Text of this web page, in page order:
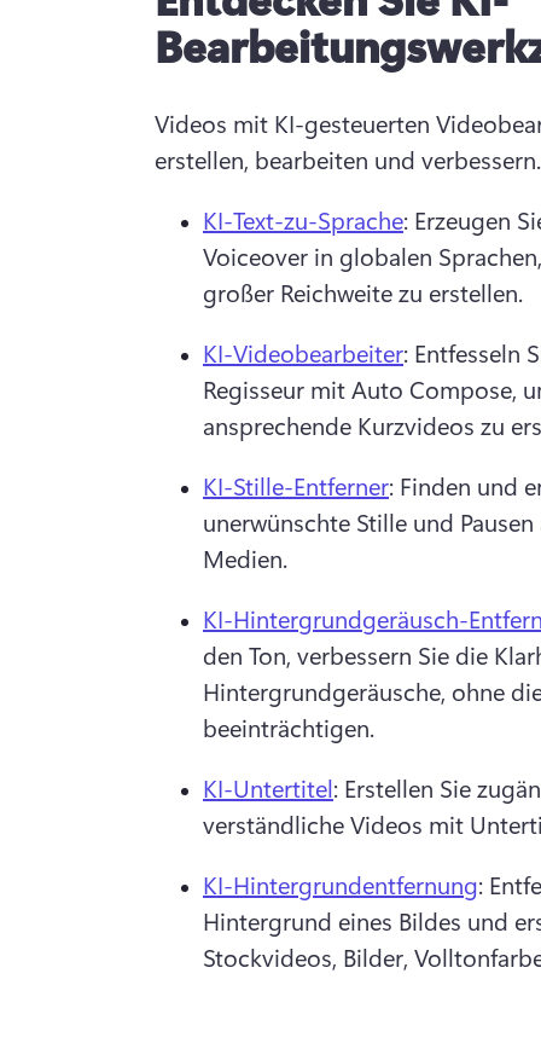
Videos mit KI-gesteuerten
erstellen, bearbeiten und verbessern.
KI-Text-zu-Sprache: Erzeugen
Voiceover in globalen
großer Reichweite zu erstellen.
KI-Videobearbeiter: Entfesseln
Regisseur mit Auto Compose,
ansprechende Kurzvideos zu
KI-Stille-Entferner: Finden und
unerwünschte Stille und
Medien.
KI-Hintergrundgeräusch-
den Ton, verbessern Sie die
Hintergrundgeräusche, ohne
beeinträchtigen.
KI-Untertitel: Erstellen Sie
verständliche Videos mit
KI-Hintergrundentfernung:
Hintergrund eines Bildes und
Stockvideos, Bilder,